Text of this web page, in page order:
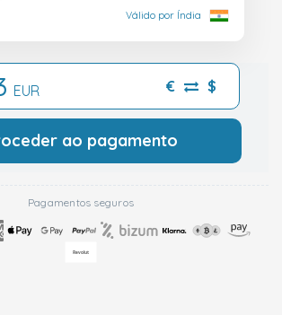
Válido por Índia
EUR € $
ao pagamento
Pagamentos seguros